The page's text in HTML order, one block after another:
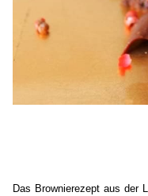
Das Brownierezept aus der